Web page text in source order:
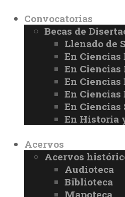
Convocatorias
Becas de
Llenado de
En
En
En Ciencias
En Ciencias
En
En Historia
Acervos
Acervos
Audioteca
Biblioteca
Mapoteca